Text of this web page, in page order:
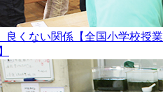
良くない関係【全国小学校授業